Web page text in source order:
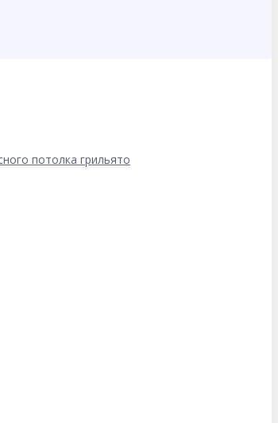
потолка грильято